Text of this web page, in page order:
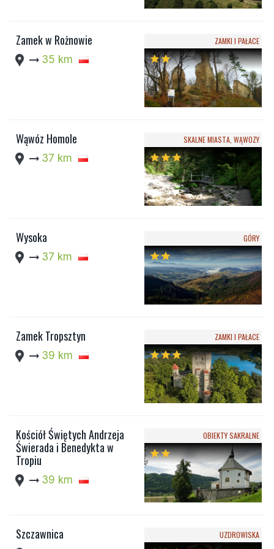
Zamek w Rożnowie
location_pin arrow_right_alt 35 km
ZAMKI I PAŁACE
starstar
Wąwóz Homole
location_pin arrow_right_alt 37 km
SKALNE MIASTA, WĄWOZY
starstarstar
Wysoka
location_pin arrow_right_alt 37 km
GÓRY
starstar
Zamek Tropsztyn
location_pin arrow_right_alt 39 km
ZAMKI I PAŁACE
starstarstar
Kościół Świętych Andrzeja
Świerada i Benedykta w
Tropiu
location_pin arrow_right_alt 39 km
OBIEKTY SAKRALNE
starstar
Szczawnica UZDROWISKA